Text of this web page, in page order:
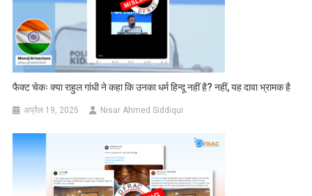
फैक्ट चेकः क्या राहुल गांधी ने कहा कि उनका धर्म हिन्दू नहीं है? नहीं, यह दावा भ्रामक है
अप्रैल 19, 2025 Nisar Ahmed Siddiqui